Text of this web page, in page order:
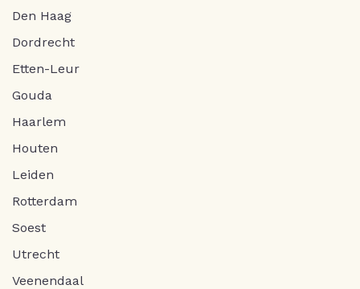
Den Haag
Dordrecht
Etten-Leur
Gouda
Haarlem
Houten
Leiden
Rotterdam
Soest
Utrecht
Veenendaal